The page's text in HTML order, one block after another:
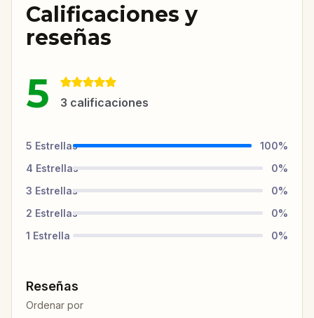
Calificaciones y
reseñas
5 3 calificaciones
5 Estrellas 100%
4 Estrellas 0%
3 Estrellas 0%
2 Estrellas 0%
1 Estrella 0%
Reseñas
Ordenar por